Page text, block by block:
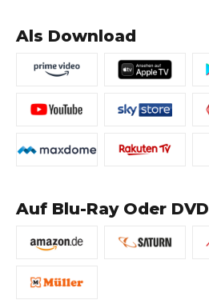
Als Download
Auf Blu-Ray Oder DVD